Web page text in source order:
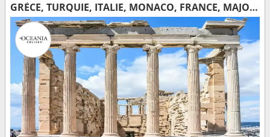
GRÈCE, TURQUIE, ITALIE, MONACO, FRANCE, MAJORQUE, ESPAGNE, GIBRALTAR, MAROC, PORTUGAL